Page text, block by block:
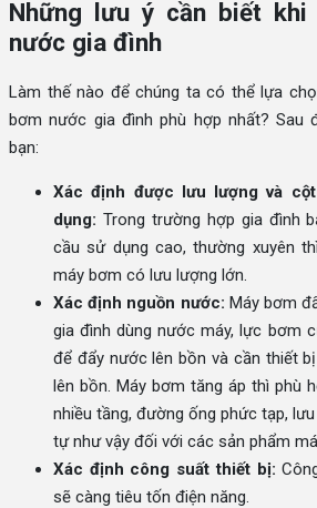
Những lưu ý cần biết khi
nước gia đình
Làm thế nào để chúng ta có thể lựa
bơm nước gia đình phù hợp nhất? Sau
bạn:
Xác định được lưu lượng và
dụng: Trong trường hợp gia đình
cầu sử dụng cao, thường xuyên
máy bơm có lưu lượng lớn.
Xác định nguồn nước: Máy bơm
gia đình dùng nước máy, lực bơm
để đẩy nước lên bồn và cần thiết
lên bồn. Máy bơm tăng áp thì phù
nhiều tầng, đường ống phức tạp,
tự như vậy đối với các sản phẩm
Xác định công suất thiết bị:
sẽ càng tiêu tốn điện năng.